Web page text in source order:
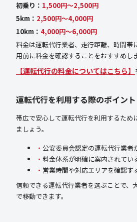
初乗り： 1,500円〜2,500円
5km： 2,500円〜4,000円
10km： 4,000円〜6,000円
料金は運転代行業者、走行距離、時間帯
用前に料金を確認することをおすすめしま
【運転代行の料金についてはこちら】
運転代行を利用する際のポイント
帯広で安心して運転代行を利用するため
ましょう。
公安委員会認定の運転代行業者
料金体系が明確に案内されてい
営業時間や対応エリアを確認す
信頼できる運転代行業者を選ぶことで、
で移動できます。